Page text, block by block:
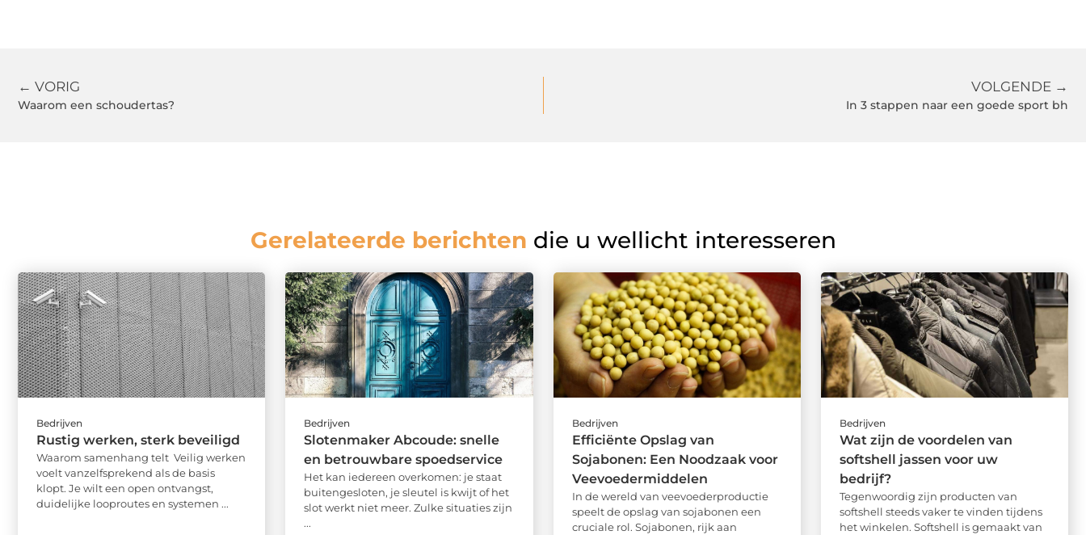
← VORIG
Waarom een schoudertas?
VOLGENDE →
In 3 stappen naar een goede sport bh
Gerelateerde berichten die u wellicht interesseren
Bedrijven
Rustig werken, sterk beveiligd
Waarom samenhang telt Veilig werken
voelt vanzelfsprekend als de basis
klopt. Je wilt een open ontvangst,
duidelijke looproutes en systemen ...
Bedrijven
Slotenmaker Abcoude: snelle
en betrouwbare spoedservice
Het kan iedereen overkomen: je staat
buitengesloten, je sleutel is kwijt of het
slot werkt niet meer. Zulke situaties zijn
...
Bedrijven
Efficiënte Opslag van
Sojabonen: Een Noodzaak voor
Veevoedermiddelen
In de wereld van veevoederproductie
speelt de opslag van sojabonen een
cruciale rol. Sojabonen, rijk aan
Bedrijven
Wat zijn de voordelen van
softshell jassen voor uw
bedrijf?
Tegenwoordig zijn producten van
softshell steeds vaker te vinden tijdens
het winkelen. Softshell is gemaakt van